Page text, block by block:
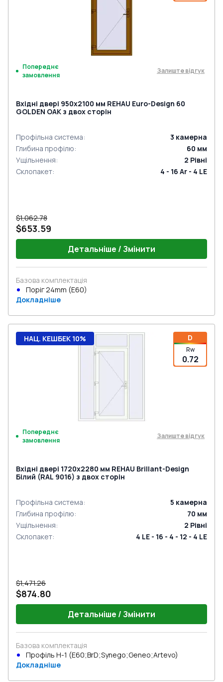
Попереднє
замовлення
Залиште відгук
Вхідні двері 950x2100 мм REHAU Euro-Design 60
GOLDEN OAK з двох сторін
Профільна система: 3 камерна
Глибина профілю: 60 мм
Ущільнення: 2 Рівні
Склопакет: 4 - 16 Ar - 4 LE
$1,062.78
$653.59
Детальніше / Змінити
Базова комплектація
Поріг 24mm (E60)
Докладніше
D
Rw
0.72
НАЦ. КЕШБЕК 10%
Попереднє
замовлення
Залиште відгук
Вхідні двері 1720x2280 мм REHAU Brillant-Design
Білий (RAL 9016) з двох сторін
Профільна система: 5 камерна
Глибина профілю: 70 мм
Ущільнення: 2 Рівні
Склопакет: 4 LE - 16 - 4 - 12 - 4 LE
$1,471.26
$874.80
Детальніше / Змінити
Базова комплектація
Профіль Н-1 (E60;BrD;Synego;Geneo;Artevo)
Докладніше